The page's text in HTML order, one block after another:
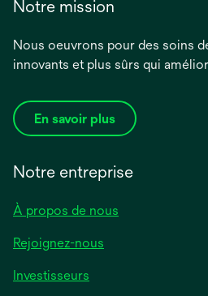
Notre mission
Nous oeuvrons pour des soins
innovants et plus sûrs qui
En savoir plus
Notre entreprise
À propos de nous
Rejoignez-nous
Investisseurs